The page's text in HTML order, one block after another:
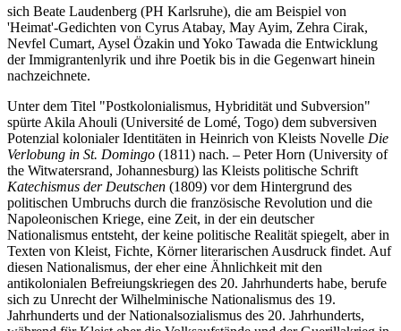
sich Beate Laudenberg (PH Karlsruhe), die am Beispiel von
'Heimat'-Gedichten von Cyrus Atabay, May Ayim, Zehra Cirak,
Nevfel Cumart, Aysel Özakin und Yoko Tawada die Entwicklung
der Immigrantenlyrik und ihre Poetik bis in die Gegenwart hinein
nachzeichnete.
Unter dem Titel "Postkolonialismus, Hybridität und Subversion"
spürte Akila Ahouli (Université de Lomé, Togo) dem subversiven
Potenzial kolonialer Identitäten in Heinrich von Kleists Novelle Die
Verlobung in St. Domingo (1811) nach. – Peter Horn (University of
the Witwatersrand, Johannesburg) las Kleists politische Schrift
Katechismus der Deutschen (1809) vor dem Hintergrund des
politischen Umbruchs durch die französische Revolution und die
Napoleonischen Kriege, eine Zeit, in der ein deutscher
Nationalismus entsteht, der keine politische Realität spiegelt, aber in
Texten von Kleist, Fichte, Körner literarischen Ausdruck findet. Auf
diesen Nationalismus, der eher eine Ähnlichkeit mit den
antikolonialen Befreiungskriegen des 20. Jahrhunderts habe, berufe
sich zu Unrecht der Wilhelminische Nationalismus des 19.
Jahrhunderts und der Nationalsozialismus des 20. Jahrhunderts,